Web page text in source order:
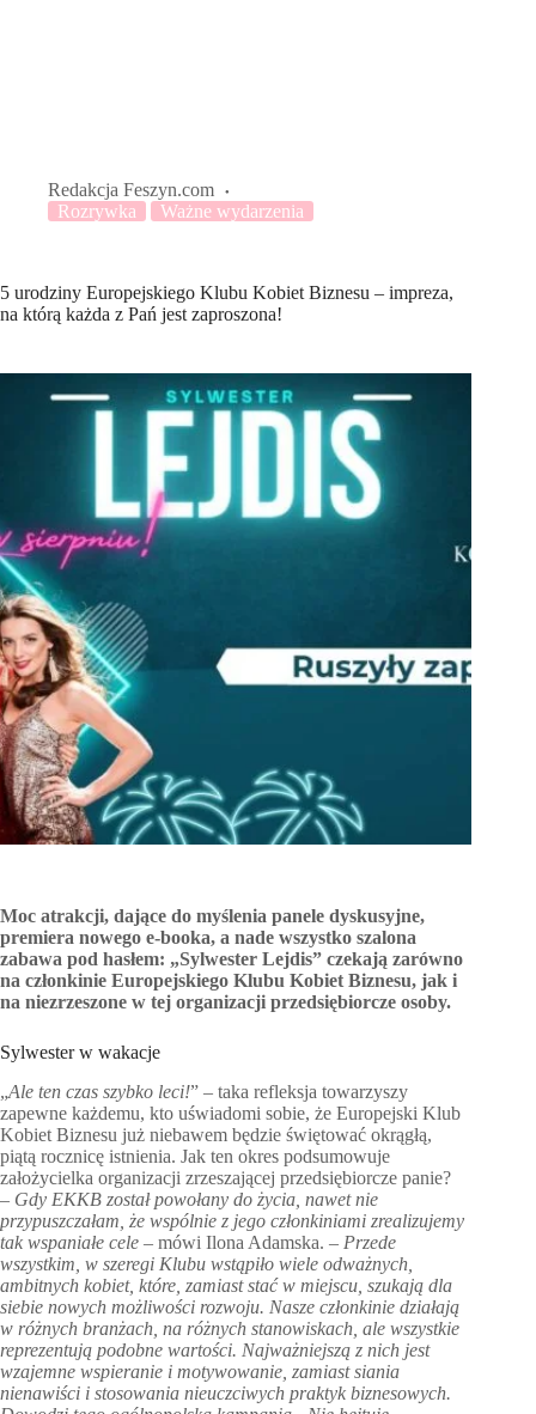
Redakcja Feszyn.com
Rozrywka
Ważne wydarzenia
5 urodziny Europejskiego Klubu Kobiet Biznesu – impreza,
na którą każda z Pań jest zaproszona!
Moc atrakcji, dające do myślenia panele dyskusyjne,
premiera nowego e-booka, a nade wszystko szalona
zabawa pod hasłem: „Sylwester Lejdis” czekają zarówno
na członkinie Europejskiego Klubu Kobiet Biznesu, jak i
na niezrzeszone w tej organizacji przedsiębiorcze osoby.
Sylwester w wakacje
„Ale ten czas szybko leci!” – taka refleksja towarzyszy
zapewne każdemu, kto uświadomi sobie, że Europejski Klub
Kobiet Biznesu już niebawem będzie świętować okrągłą,
piątą rocznicę istnienia. Jak ten okres podsumowuje
założycielka organizacji zrzeszającej przedsiębiorcze panie?
– Gdy EKKB został powołany do życia, nawet nie
przypuszczałam, że wspólnie z jego członkiniami zrealizujemy
tak wspaniałe cele – mówi Ilona Adamska. – Przede
wszystkim, w szeregi Klubu wstąpiło wiele odważnych,
ambitnych kobiet, które, zamiast stać w miejscu, szukają dla
siebie nowych możliwości rozwoju. Nasze członkinie działają
w różnych branżach, na różnych stanowiskach, ale wszystkie
reprezentują podobne wartości. Najważniejszą z nich jest
wzajemne wspieranie i motywowanie, zamiast siania
nienawiści i stosowania nieuczciwych praktyk biznesowych.